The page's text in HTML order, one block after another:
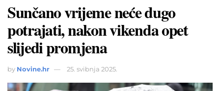
Sunčano vrijeme neće dugo
potrajati, nakon vikenda opet
slijedi promjena
by Novine.hr 25. svibnja 2025.